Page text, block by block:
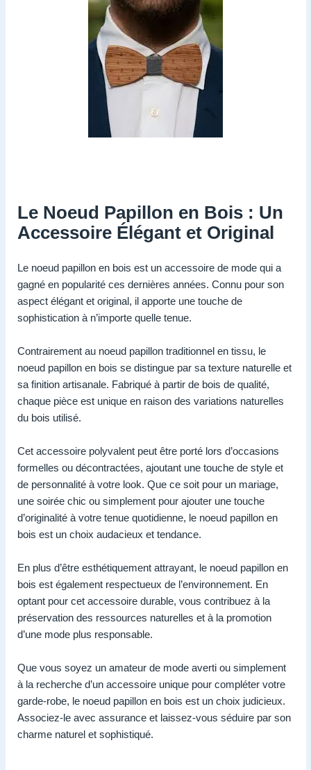
Le Noeud Papillon en Bois : Un
Accessoire Élégant et Original
Le noeud papillon en bois est un accessoire de mode qui a
gagné en popularité ces dernières années. Connu pour son
aspect élégant et original, il apporte une touche de
sophistication à n’importe quelle tenue.
Contrairement au noeud papillon traditionnel en tissu, le
noeud papillon en bois se distingue par sa texture naturelle et
sa finition artisanale. Fabriqué à partir de bois de qualité,
chaque pièce est unique en raison des variations naturelles
du bois utilisé.
Cet accessoire polyvalent peut être porté lors d’occasions
formelles ou décontractées, ajoutant une touche de style et
de personnalité à votre look. Que ce soit pour un mariage,
une soirée chic ou simplement pour ajouter une touche
d’originalité à votre tenue quotidienne, le noeud papillon en
bois est un choix audacieux et tendance.
En plus d’être esthétiquement attrayant, le noeud papillon en
bois est également respectueux de l’environnement. En
optant pour cet accessoire durable, vous contribuez à la
préservation des ressources naturelles et à la promotion
d’une mode plus responsable.
Que vous soyez un amateur de mode averti ou simplement
à la recherche d’un accessoire unique pour compléter votre
garde-robe, le noeud papillon en bois est un choix judicieux.
Associez-le avec assurance et laissez-vous séduire par son
charme naturel et sophistiqué.